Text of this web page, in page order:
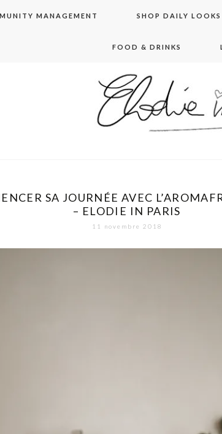
MANAGEMENT SHOP DAILY LOOKS
FOOD & DRINKS
in
SA JOURNÉE AVEC
– ELODIE IN PARIS
11 novembre 2018